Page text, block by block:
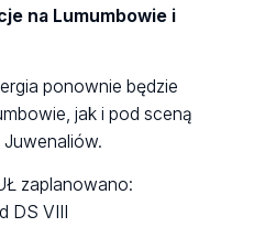
na Lumumbowie i
ponownie będzie
jak i pod sceną
Juwenaliów.
zaplanowano:
DS VIII